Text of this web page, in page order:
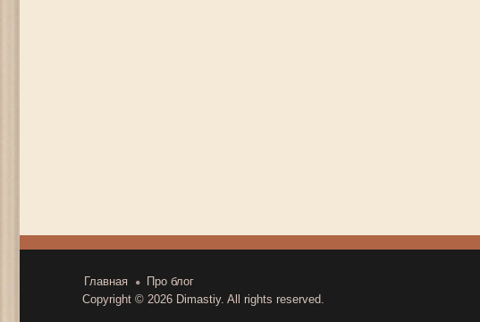
Главная
Про блог
Copyright © 2026 Dimastiy. All rights reserved.